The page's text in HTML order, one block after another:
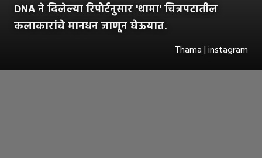
DNA ने दिलेल्या रिपोर्टनुसार 'थामा' चित्रपटातील
कलाकारांचे मानधन जाणून घेऊयात.
Thama | instagram